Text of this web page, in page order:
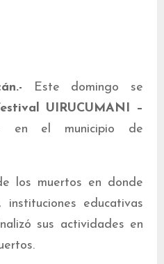
Este domingo se
UIRUCUMANI –
en el municipio de
los muertos en donde
instituciones educativas
sus actividades en